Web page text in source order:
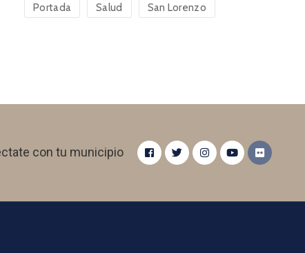
Portada Salud San Lorenzo
con tu municipio